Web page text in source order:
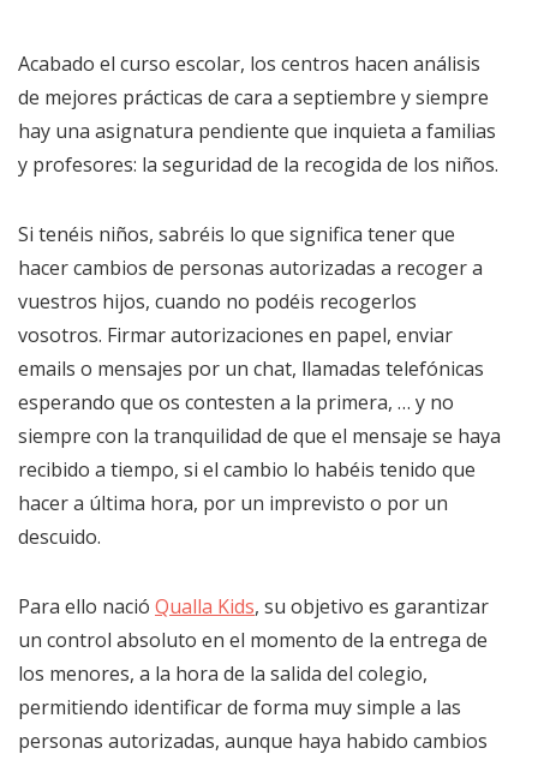
Acabado el curso escolar, los centros hacen análisis
de mejores prácticas de cara a septiembre y siempre
hay una asignatura pendiente que inquieta a familias
y profesores: la seguridad de la recogida de los niños.
Si tenéis niños, sabréis lo que significa tener que
hacer cambios de personas autorizadas a recoger a
vuestros hijos, cuando no podéis recogerlos
vosotros. Firmar autorizaciones en papel, enviar
emails o mensajes por un chat, llamadas telefónicas
esperando que os contesten a la primera, … y no
siempre con la tranquilidad de que el mensaje se haya
recibido a tiempo, si el cambio lo habéis tenido que
hacer a última hora, por un imprevisto o por un
descuido.
Para ello nació Qualla Kids, su objetivo es garantizar
un control absoluto en el momento de la entrega de
los menores, a la hora de la salida del colegio,
permitiendo identificar de forma muy simple a las
personas autorizadas, aunque haya habido cambios